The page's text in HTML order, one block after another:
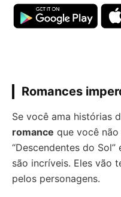
Romances
Se você ama histórias
romance que você não
“Descendentes do Sol”
são incríveis. Eles vão
pelos personagens.